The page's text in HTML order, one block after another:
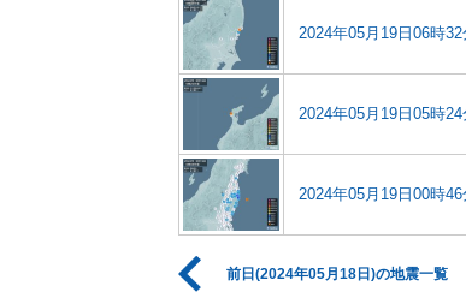
2024年05月19日06時
2024年05月19日05時
2024年05月19日00時
前日(2024年05月18日)の地震一覧